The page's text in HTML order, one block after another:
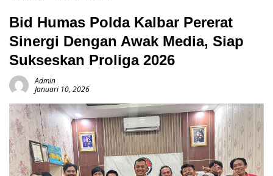
Bid Humas Polda Kalbar Pererat
Sinergi Dengan Awak Media, Siap
Sukseskan Proliga 2026
Admin
Januari 10, 2026